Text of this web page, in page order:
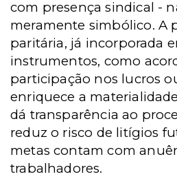
com presença sindical -
meramente simbólico. A
paritária, já incorporada
instrumentos, como
participação nos lucros
enriquece a
dá transparência ao
reduz o risco de litígios
metas contam com
trabalhadores.